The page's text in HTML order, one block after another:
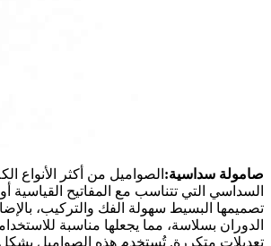
صامولة سداسية: الصواميل من أكثر الأنواع
السداسي التي تتناسب مع المفاتيح القياسية
تصميمها البسيط سهولة الفك والتركيب،
الدوران بسلاسة، مما يجعلها مناسبة
تعديلات متكررة. تُستخدم هذه الصواميل